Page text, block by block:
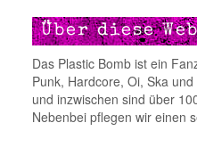
Über diese
Das Plastic Bomb ist ein
Punk, Hardcore, Oi, Ska
und inzwischen sind über
Nebenbei pflegen wir einen